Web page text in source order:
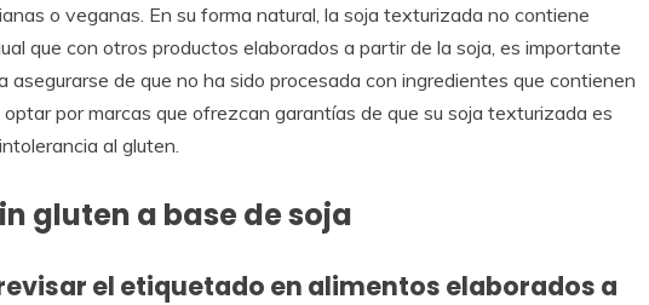
o veganas. En su forma natural, la soja texturizada no contiene
que con otros productos elaborados a partir de la soja, es importante
asegurarse de que no ha sido procesada con ingredientes que contienen
por marcas que ofrezcan garantías de que su soja texturizada es
al gluten.
gluten a base de soja
el etiquetado en alimentos elaborados a